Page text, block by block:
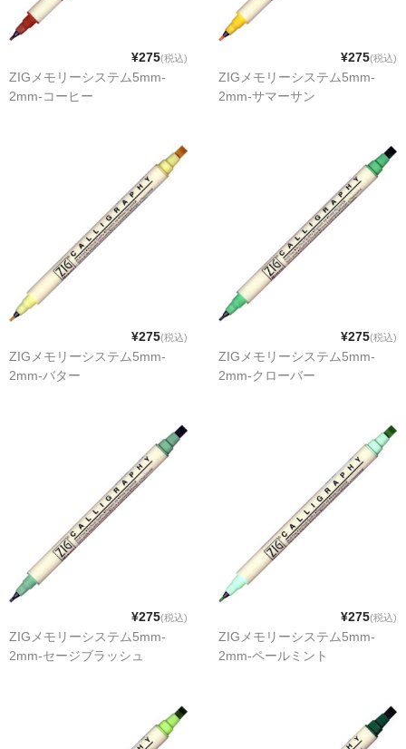
¥275(税込)
ZIGメモリーシステム5mm-
2mm-コーヒー
¥275(税込)
ZIGメモリーシステム5mm-
2mm-サマーサン
¥275(税込)
ZIGメモリーシステム5mm-
2mm-バター
¥275(税込)
ZIGメモリーシステム5mm-
2mm-クローバー
¥275(税込)
ZIGメモリーシステム5mm-
2mm-セージブラッシュ
¥275(税込)
ZIGメモリーシステム5mm-
2mm-ペールミント